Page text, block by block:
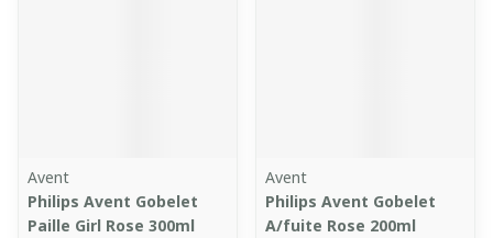
Avent
Philips Avent Gobelet
Paille Girl Rose 300ml
Avent
Philips Avent Gobelet
A/fuite Rose 200ml